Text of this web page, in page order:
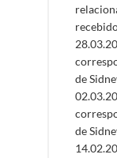
de
de